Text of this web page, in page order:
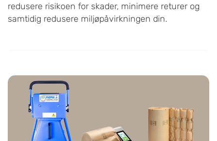
redusere risikoen for skader, minimere returer og
samtidig redusere miljøpåvirkningen din.